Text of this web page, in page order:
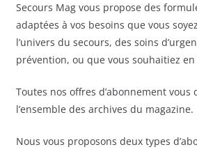
Secours Mag vous propose des
adaptées à vos besoins que vous
l’univers du secours, des soins
prévention, ou que vous souhaitiez
Toutes nos offres d’abonnement vous
l’ensemble des archives du magazine.
Nous vous proposons deux types